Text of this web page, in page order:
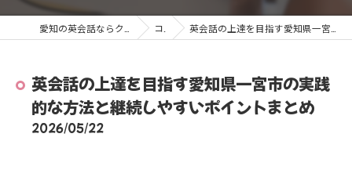
コラム 英会話の上達を目指す愛知県一宮市の実践的な方法と継続しやすいポイントまとめ
英会話の上達を目指す愛知県一宮市の実践
的な方法と継続しやすいポイントまとめ
2026/05/22